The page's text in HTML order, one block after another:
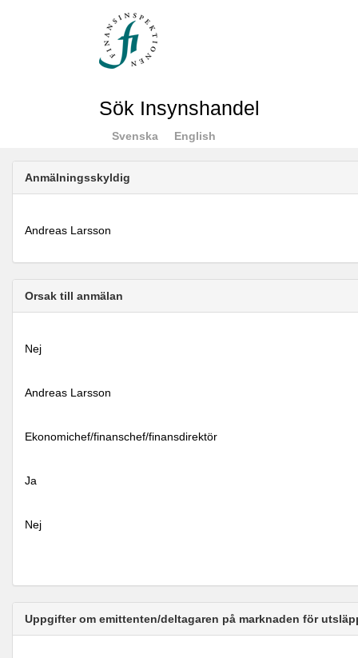
Sök Insynshandel
Svenska English
Anmälningsskyldig
Andreas Larsson
Orsak till anmälan
Nej
Andreas Larsson
Ekonomichef/finanschef/finansdirektör
Ja
Nej
Uppgifter om emittenten/deltagaren på marknaden för